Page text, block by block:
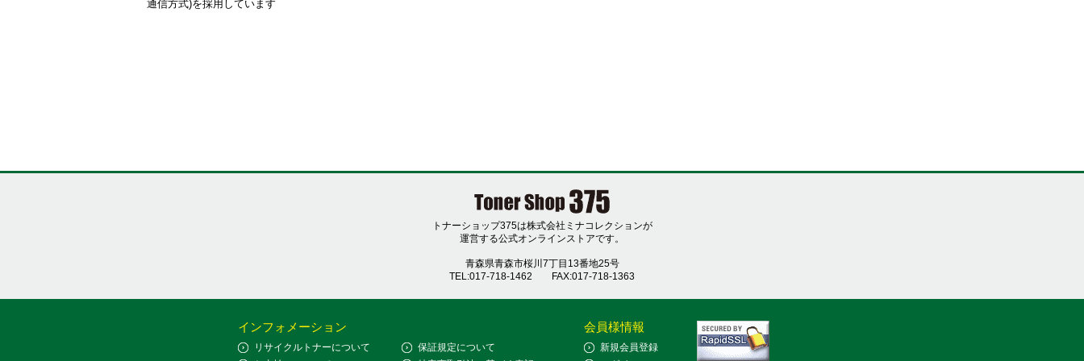
通信方式)を採用しています
トナーショップ375は株式会社ミナコレクションが
運営する公式オンラインストアです。
青森県青森市桜川7丁目13番地25号
TEL:017-718-1462 FAX:017-718-1363
インフォメーション
リサイクルトナーについて
保証規定について
会員様情報
新規会員登録